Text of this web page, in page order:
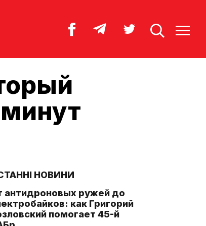
НОВИНИ
антидроновых ружей до
как Григорий
помогает 45-й